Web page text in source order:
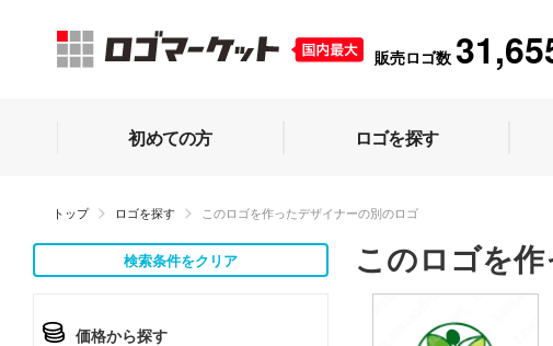
販売ロゴ数
初めての方 ロゴを探す
トップ ロゴを探す このロゴを作ったデザイナーの別のロゴ
検索条件をクリア
価格から探す
このロゴを